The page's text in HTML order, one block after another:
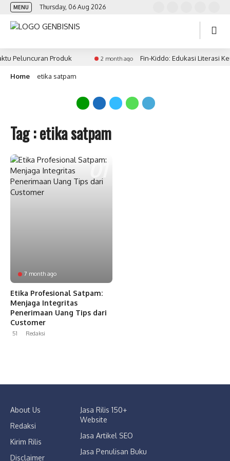
MENU Thursday, 06 Aug 2026
Peluncuran Produk 2 month ago Fin-Kiddo: Edukasi Literasi
Home etika satpam
Tag : etika satpam
7 month ago
Etika Profesional Satpam:
Menjaga Integritas
Penerimaan Uang Tips dari
Customer
51 Redaksi
About Us
Redaksi
Kirim Rilis
Disclaimer
Jasa Rilis 150+
Website
Jasa Artikel SEO
Jasa Penulisan Buku